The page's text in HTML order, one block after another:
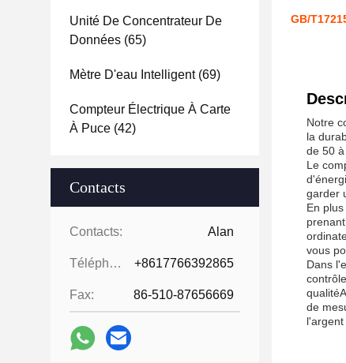
Unité De Concentrateur De
Données (65)
Mètre D'eau Intelligent(69)
Compteur Électrique À Carte
À Puce (42)
Contacts
Contacts: Alan
Téléphone: +8617766392865
Fax: 86-510-87656669
GB/
Notre
la
de 50
Le
garder
En
vous
Dans
de